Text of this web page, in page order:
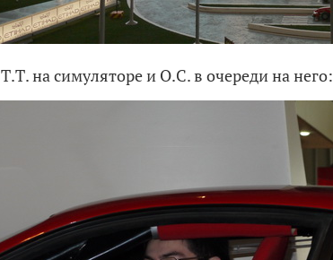
Т.Т. на симуляторе и О.С. в очереди на него: